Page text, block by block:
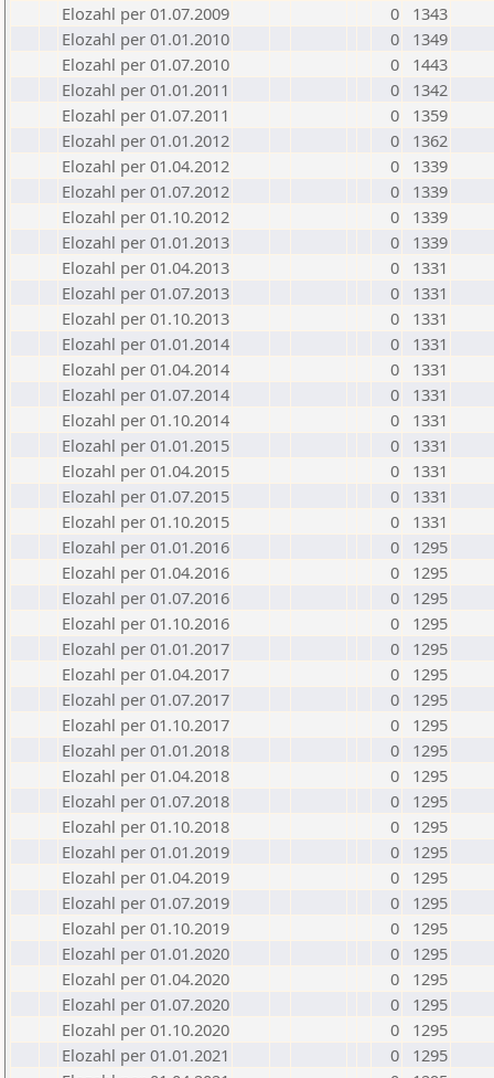
Elozahl per 01.07.2009
0
1343
Elozahl per 01.01.2010
0
1349
Elozahl per 01.07.2010
0
1443
Elozahl per 01.01.2011
0
1342
Elozahl per 01.07.2011
0
1359
Elozahl per 01.01.2012
0
1362
Elozahl per 01.04.2012
0
1339
Elozahl per 01.07.2012
0
1339
Elozahl per 01.10.2012
0
1339
Elozahl per 01.01.2013
0
1339
Elozahl per 01.04.2013
0
1331
Elozahl per 01.07.2013
0
1331
Elozahl per 01.10.2013
0
1331
Elozahl per 01.01.2014
0
1331
Elozahl per 01.04.2014
0
1331
Elozahl per 01.07.2014
0
1331
Elozahl per 01.10.2014
0
1331
Elozahl per 01.01.2015
0
1331
Elozahl per 01.04.2015
0
1331
Elozahl per 01.07.2015
0
1331
Elozahl per 01.10.2015
0
1331
Elozahl per 01.01.2016
0
1295
Elozahl per 01.04.2016
0
1295
Elozahl per 01.07.2016
0
1295
Elozahl per 01.10.2016
0
1295
Elozahl per 01.01.2017
0
1295
Elozahl per 01.04.2017
0
1295
Elozahl per 01.07.2017
0
1295
Elozahl per 01.10.2017
0
1295
Elozahl per 01.01.2018
0
1295
Elozahl per 01.04.2018
0
1295
Elozahl per 01.07.2018
0
1295
Elozahl per 01.10.2018
0
1295
Elozahl per 01.01.2019
0
1295
Elozahl per 01.04.2019
0
1295
Elozahl per 01.07.2019
0
1295
Elozahl per 01.10.2019
0
1295
Elozahl per 01.01.2020
0
1295
Elozahl per 01.04.2020
0
1295
Elozahl per 01.07.2020
0
1295
Elozahl per 01.10.2020
0
1295
Elozahl per 01.01.2021
0
1295